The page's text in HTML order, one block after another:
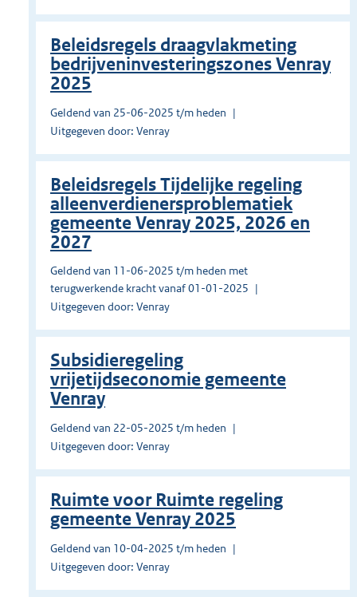
Beleidsregels draagvlakmeting
bedrijveninvesteringszones Venray
2025
Geldend van 25-06-2025 t/m heden
Uitgegeven door: Venray
Beleidsregels Tijdelijke regeling
alleenverdienersproblematiek
gemeente Venray 2025, 2026 en
2027
Geldend van 11-06-2025 t/m heden met
terugwerkende kracht vanaf 01-01-2025
Uitgegeven door: Venray
Subsidieregeling
vrijetijdseconomie gemeente
Venray
Geldend van 22-05-2025 t/m heden
Uitgegeven door: Venray
Ruimte voor Ruimte regeling
gemeente Venray 2025
Geldend van 10-04-2025 t/m heden
Uitgegeven door: Venray